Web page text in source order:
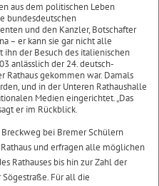
aus dem politischen Leben
bundesdeutschen
und den Kanzler, Botschafter
– er kann sie gar nicht alle
der Besuch des italienischen
anlässlich der 24. deutsch-
Rathaus gekommen war. Damals
und in der Unteren Rathaushalle
Medien eingerichtet. „Das
er im Rückblick.
bei Bremer Schülern
und erfragen alle möglichen
Rathauses bis hin zur Zahl der
Für all die